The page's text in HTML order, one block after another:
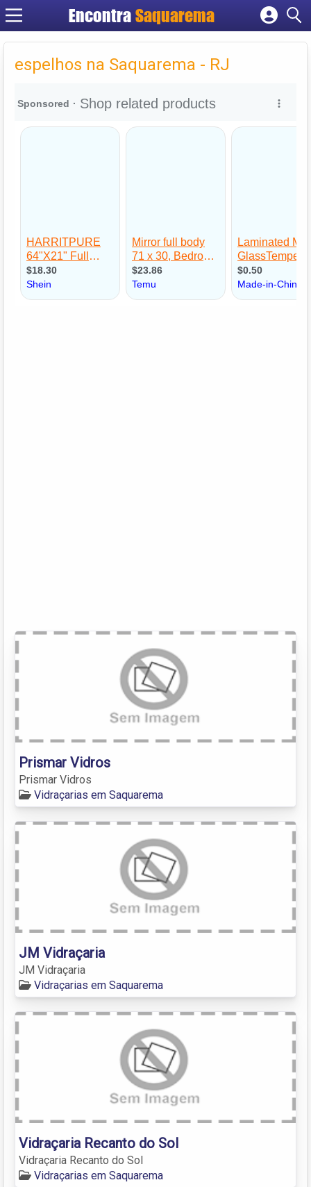
Encontra Saquarema
Cadastrar empresa
Criar conta
espelhos na Saquarema - RJ
Prismar Vidros
Prismar Vidros
Vidraçarias em Saquarema
JM Vidraçaria
JM Vidraçaria
Vidraçarias em Saquarema
Vidraçaria Recanto do Sol
Vidraçaria Recanto do Sol
Vidraçarias em Saquarema